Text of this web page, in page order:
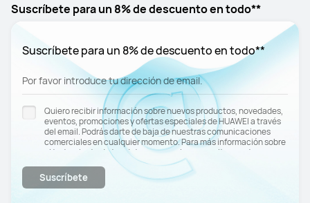
Suscríbete para un 8% de descuento en todo**
Suscríbete para un 8% de descuento en todo**
Por favor introduce tu dirección de email.
Quiero recibir información sobre nuevos productos, novedades,
eventos, promociones y ofertas especiales de HUAWEI a través
del email. Podrás darte de baja de nuestras comunicaciones
comerciales en cualquier momento. Para más información sobre
el tratamiento de tus datos personales, consulta nuestra
política de privacidad.
Suscríbete